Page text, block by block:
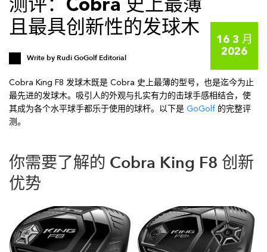
测评：Cobra 史上最薄
且最具创新性的发球木
16 3 月
2026
Write by Rudi GoGolf Editorial
Cobra King F8 发球木既是 Cobra 史上最薄的型号，也是迄今为止
最先进的发球木。吸引人的外观与扎实有力的击球手感相结合，使
其成为各个水平球手都乐于使用的球杆。以下是 GoGolf 的完整评
测。
你需要了解的 Cobra King F8 创新
优势